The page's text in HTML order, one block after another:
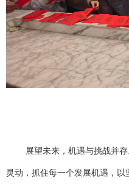
展望未来，机遇与挑战并存
灵动，抓住每一个发展机遇，以